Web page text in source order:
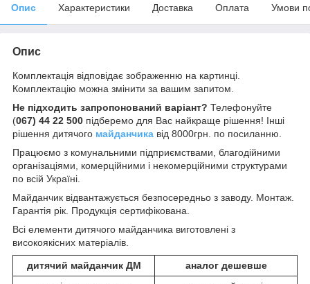
Опис Характеристики Доставка Оплата Умови
Опис
Комплектація відповідає зображенню на картинці.
Комплектацію можна змінити за вашим запитом.
Не підходить запропонований варіант? Телефонуйте
(067) 44 22 500 підберемо для Вас найкраще рішення! Інші
рішення дитячого майданчика від 8000грн. по посиланню.
Працюємо з комунальними підприємствами, благодійними
організаціями, комерційними і некомерційними структурами
по всій Україні.
Майданчик відвантажується безпосередньо з заводу. Монтаж.
Гарантія рік. Продукція сертифікована.
Всі елементи дитячого майданчика виготовлені з
високоякісних матеріалів.
дитячий майданчик ДМ
аналог дешевше